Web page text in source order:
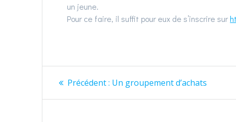
un jeune.
Pour ce faire, il suffit pour eux de s’inscrire sur
Navigation
de
Précédent : Article
Un groupement d’achats